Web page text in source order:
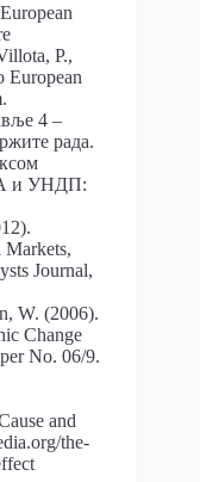
P.,
European
4 –
рада.
и УНДП:
Markets,
Journal,
W. (2006).
Change
No. 06/9.
and
the-